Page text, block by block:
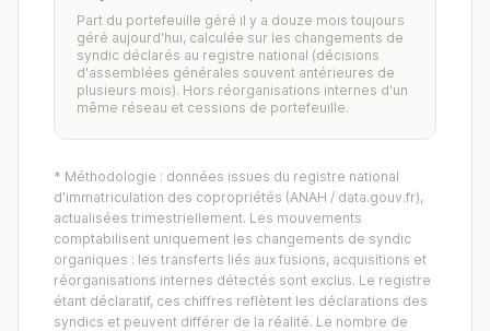
Part du portefeuille géré il y a douze mois toujours
géré aujourd'hui, calculée sur les changements de
syndic déclarés au registre national (décisions
d'assemblées générales souvent antérieures de
plusieurs mois). Hors réorganisations internes d'un
même réseau et cessions de portefeuille.
* Méthodologie : données issues du registre national
d'immatriculation des copropriétés (ANAH / data.gouv.fr),
actualisées trimestriellement. Les mouvements
comptabilisent uniquement les changements de syndic
organiques : les transferts liés aux fusions, acquisitions et
réorganisations internes détectés sont exclus. Le registre
étant déclaratif, ces chiffres reflètent les déclarations des
syndics et peuvent différer de la réalité. Le nombre de